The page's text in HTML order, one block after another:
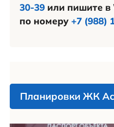
30-39 или пишите
по номеру +7 (988)
Планировки ЖК